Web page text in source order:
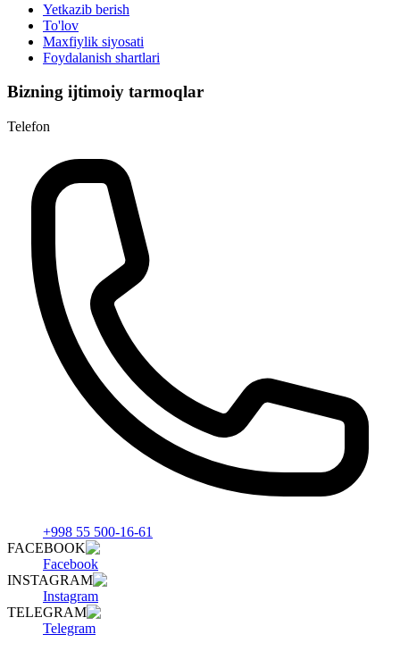
Yetkazib berish
To'lov
Maxfiylik siyosati
Foydalanish shartlari
Bizning ijtimoiy tarmoqlar
Telefon
+998 55 500-16-61
FACEBOOK
Facebook
INSTAGRAM
Instagram
TELEGRAM
Telegram